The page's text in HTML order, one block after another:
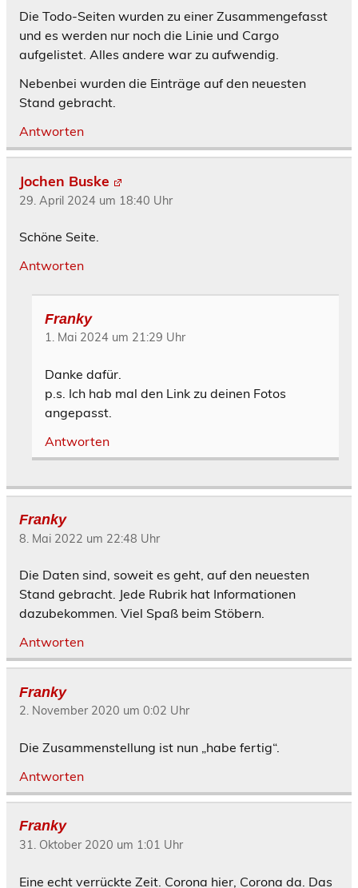
Die Todo-Seiten wurden zu einer Zusammengefasst
und es werden nur noch die Linie und Cargo
aufgelistet. Alles andere war zu aufwendig.
Nebenbei wurden die Einträge auf den neuesten
Stand gebracht.
Antworten
Jochen Buske
29. April 2024 um 18:40 Uhr
Schöne Seite.
Antworten
Franky
1. Mai 2024 um 21:29 Uhr
Danke dafür.
p.s. Ich hab mal den Link zu deinen Fotos
angepasst.
Antworten
Franky
8. Mai 2022 um 22:48 Uhr
Die Daten sind, soweit es geht, auf den neuesten
Stand gebracht. Jede Rubrik hat Informationen
dazubekommen. Viel Spaß beim Stöbern.
Antworten
Franky
2. November 2020 um 0:02 Uhr
Die Zusammenstellung ist nun „habe fertig“.
Antworten
Franky
31. Oktober 2020 um 1:01 Uhr
Eine echt verrückte Zeit. Corona hier, Corona da. Das